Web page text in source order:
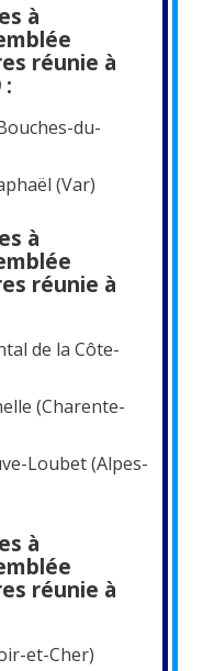
à
réunie à
du-
(Var)
à
réunie à
de la Côte-
(Charente-
Loubet (Alpes-
à
réunie à
et-Cher)